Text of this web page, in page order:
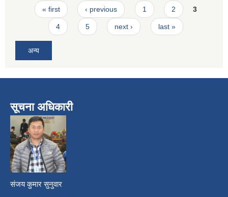
Pages
« first ‹ previous 1 2 3
4 5 next › last »
अन्य
सूचना अधिकारी
संजय कुमार सुनुवार